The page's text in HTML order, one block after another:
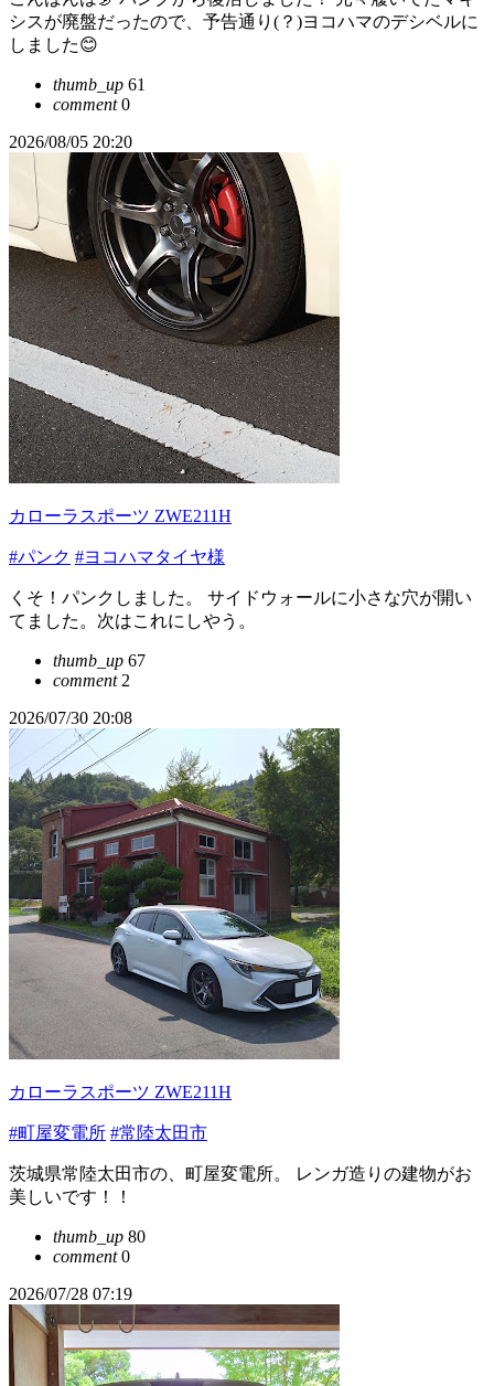
シスが廃盤だったので、予告通り(？)ヨコハマのデシベルに
しました😊
thumb_up 61
comment0
2026/08/05 20:20
カローラスポーツ ZWE211H
#パンク #ヨコハマタイヤ様
くそ！パンクしました。 サイドウォールに小さな穴が開い
てました。次はこれにしやう。
thumb_up 67
comment2
2026/07/30 20:08
カローラスポーツ ZWE211H
#町屋変電所 #常陸太田市
茨城県常陸太田市の、町屋変電所。 レンガ造りの建物がお
美しいです！！
thumb_up 80
comment0
2026/07/28 07:19